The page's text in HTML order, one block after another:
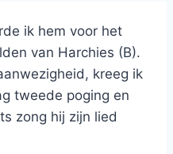
ik hem voor het
van Harchies (B).
kreeg ik
tweede poging en
zong hij zijn lied